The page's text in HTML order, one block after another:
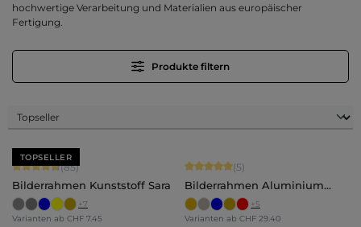
hochwertige Verarbeitung und Materialien aus europäischer
Fertigung.
Produkte filtern
TOPSELLER
Durchschnittliche Bewertung von 4.71 von 5 Sternen
(85)
Bilderrahmen Kunststoff Sara
+7
Varianten ab CHF 7.45
Durchschnittliche Bewertung von 5
(5)
Bilderrahmen Aluminium
Luca
+5
Varianten ab CHF 29.40